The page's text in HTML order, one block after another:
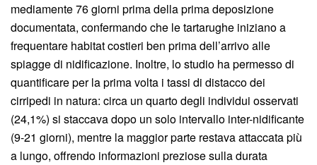
mediamente 76 giorni prima della prima deposizione
documentata, confermando che le tartarughe iniziano a
frequentare habitat costieri ben prima dell’arrivo alle
spiagge di nidificazione. Inoltre, lo studio ha permesso di
quantificare per la prima volta i tassi di distacco dei
cirripedi in natura: circa un quarto degli individui osservati
(24,1%) si staccava dopo un solo intervallo inter-nidificante
(9-21 giorni), mentre la maggior parte restava attaccata più
a lungo, offrendo informazioni preziose sulla durata